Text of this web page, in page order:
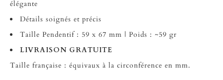
élégante
Détails soignés et précis
Taille Pendentif : 59 x 67 mm | Poids : ~59 gr
LIVRAISON GRATUITE
Taille française : équivaux à la circonférence en mm.